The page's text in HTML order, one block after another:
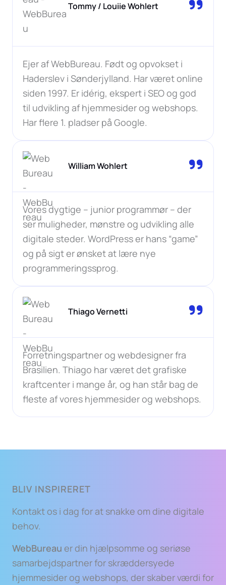
Tommy / Louiie Wohlert
Ejer af WebBureau. Født og opvokset i
Haderslev i Sønderjylland. Har været online
siden 1997. Er idérig, ekspert i SEO og god
til udvikling af hjemmesider og webshops.
Har flere 1. pladser på Google.
William Wohlert
Vores dygtige – junior programmør – der
ser muligheder, mønstre og udvikling alle
digitale steder. WordPress er hans “game”
og på sigt er ønsket at lære nye
programmeringssprog.
Thiago Vernetti
Forretningspartner og webdesigner fra
Brasilien. Thiago har været det grafiske
kraftcenter i mange år, og han står bag de
fleste af vores hjemmesider og webshops.
BLIV INSPIRERET
Kontakt os i dag for at snakke om dine digitale
behov.
WebBureau er din hjælpsomme og seriøse
samarbejdspartner for skræddersyede
hjemmesider og webshops, der skaber værdi for